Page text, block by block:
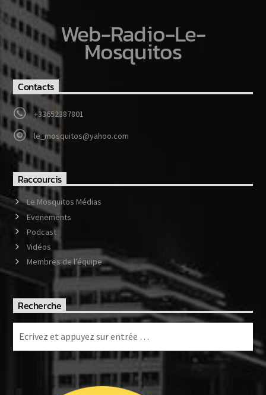
Web-Radio-Le-
Mosquitos
Contacts
+33652387801
le_mosquitos@yahoo.com
Raccourcis
Le Mosquitos Médias
Evenements
Podcast
Vidéos
Membres de l’équipe
Recherche